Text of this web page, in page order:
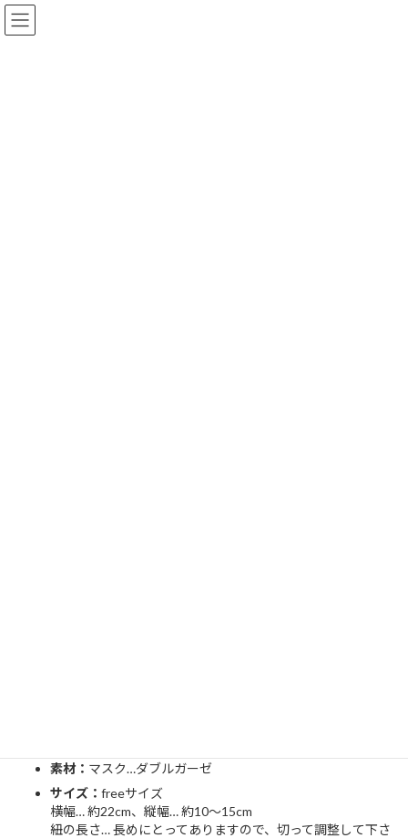
コ
ン
ナ
ビ
素材： マスク…ダブルガーゼ
サイズ： freeサイズ
横幅… 約22cm、縦幅… 約10～15cm
紐の長さ… 長めにとってありますので、切って調整して下さ